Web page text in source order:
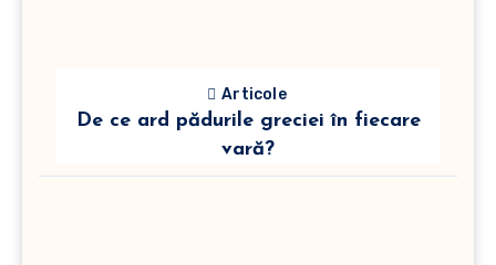
Articole
De ce ard pădurile greciei în fiecare
vară?